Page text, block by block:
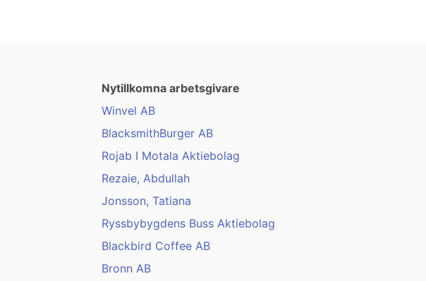
Nytillkomna arbetsgivare
Winvel AB
BlacksmithBurger AB
Rojab I Motala Aktiebolag
Rezaie, Abdullah
Jonsson, Tatiana
Ryssbybygdens Buss Aktiebolag
Blackbird Coffee AB
Bronn AB